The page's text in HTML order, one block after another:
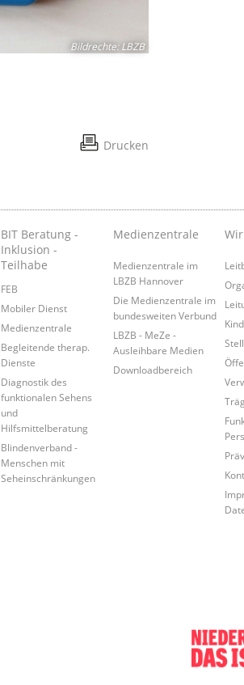
Bildrechte:LBZB
Drucken
BIT Beratung -
Inklusion -
Teilhabe
FEB
Mobiler Dienst
Medienzentrale
Begleitende therap.
Dienste
Diagnostik des
funktionalen Sehens
und
Hilfsmittelberatung
Blindenverband -
Menschen mit
Seheinschränkungen
Medienzentrale
Medienzentrale im
LBZB Hannover
Die Medienzentrale im
bundesweiten Verbund
LBZB - MeZe -
Ausleihbare Medien
Downloadbereich